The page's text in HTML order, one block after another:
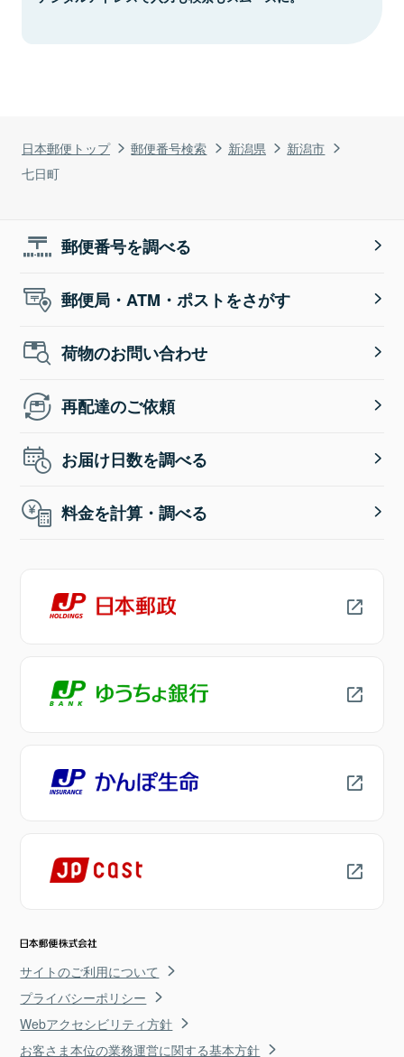
日本郵便トップ 郵便番号検索 新潟県
新潟市
七日町
郵便番号を調べる
郵便局・ATM・ポストをさがす
荷物のお問い合わせ
再配達のご依頼
お届け日数を調べる
料金を計算・調べる
サイトのご利用について
プライバシーポリシー
Webアクセシビリティ方針
お客さま本位の業務運営に関する基本方針